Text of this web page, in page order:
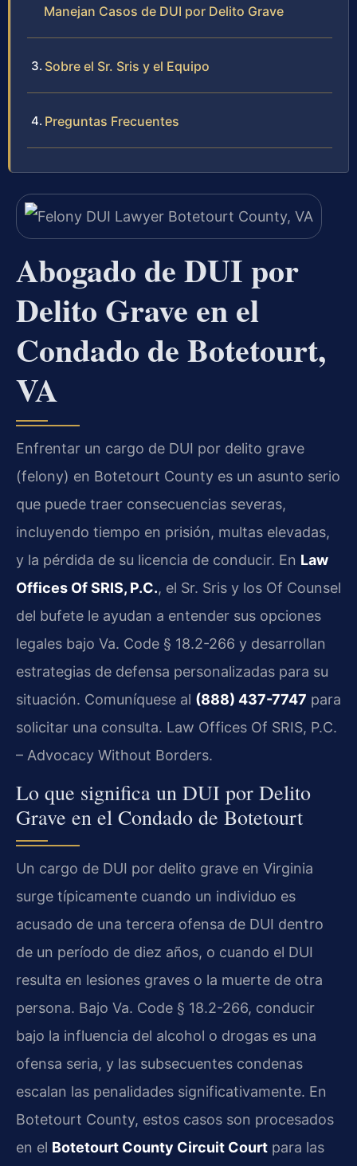
Manejan Casos de DUI por Delito Grave
Sobre el Sr. Sris y el Equipo
Preguntas Frecuentes
Abogado de DUI por
Delito Grave en el
Condado de Botetourt,
VA
Enfrentar un cargo de DUI por delito grave
(felony) en Botetourt County es un asunto serio
que puede traer consecuencias severas,
incluyendo tiempo en prisión, multas elevadas,
y la pérdida de su licencia de conducir. En Law
Offices Of SRIS, P.C., el Sr. Sris y los Of Counsel
del bufete le ayudan a entender sus opciones
legales bajo Va. Code § 18.2-266 y desarrollan
estrategias de defensa personalizadas para su
situación. Comuníquese al (888) 437-7747 para
solicitar una consulta. Law Offices Of SRIS, P.C.
– Advocacy Without Borders.
Lo que significa un DUI por Delito
Grave en el Condado de Botetourt
Un cargo de DUI por delito grave en Virginia
surge típicamente cuando un individuo es
acusado de una tercera ofensa de DUI dentro
de un período de diez años, o cuando el DUI
resulta en lesiones graves o la muerte de otra
persona. Bajo Va. Code § 18.2-266, conducir
bajo la influencia del alcohol o drogas es una
ofensa seria, y las subsecuentes condenas
escalan las penalidades significativamente. En
Botetourt County, estos casos son procesados
en el Botetourt County Circuit Court para las